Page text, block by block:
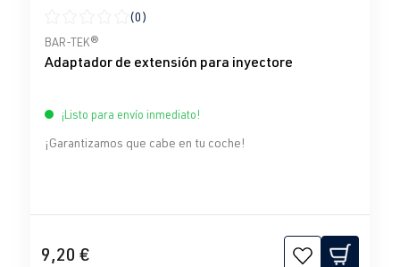
Calificación promedio de 0 de 5 estrellas
(0)
BAR-TEK®
Adaptador de extensión para inyectore
¡Listo para envío inmediato!
¡Garantizamos que cabe en tu coche!
9,20 €